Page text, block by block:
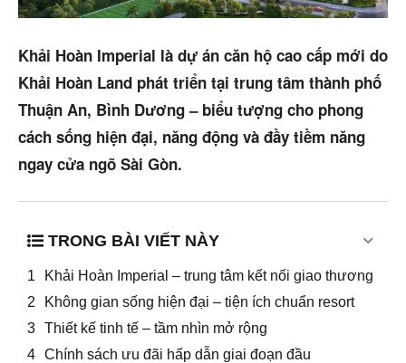
Cho thuê
Thị trường
Liên hệ
Khải Hoàn Imperial là dự án căn hộ cao cấp mới do
Khải Hoàn Land phát triển tại trung tâm thành phố
Thuận An, Bình Dương – biểu tượng cho phong
cách sống hiện đại, năng động và đầy tiềm năng
ngay cửa ngõ Sài Gòn.
TRONG BÀI VIẾT NÀY
Khải Hoàn Imperial – trung tâm kết nối giao thương
Không gian sống hiện đại – tiện ích chuẩn resort
Thiết kế tinh tế – tầm nhìn mở rộng
Chính sách ưu đãi hấp dẫn giai đoạn đầu